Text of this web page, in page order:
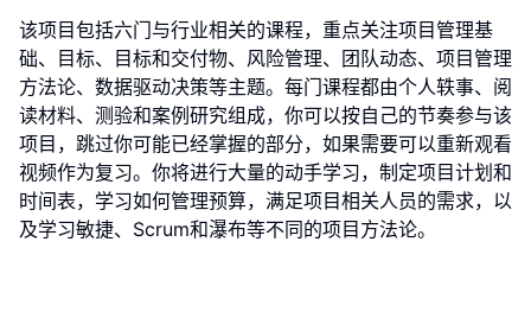
该项目包括六门与行业相关的课程，重点关注项目管理基
础、目标、目标和交付物、风险管理、团队动态、项目管理
方法论、数据驱动决策等主题。每门课程都由个人轶事、阅
读材料、测验和案例研究组成，你可以按自己的节奏参与该
项目，跳过你可能已经掌握的部分，如果需要可以重新观看
视频作为复习。你将进行大量的动手学习，制定项目计划和
时间表，学习如何管理预算，满足项目相关人员的需求，以
及学习敏捷、Scrum和瀑布等不同的项目方法论。